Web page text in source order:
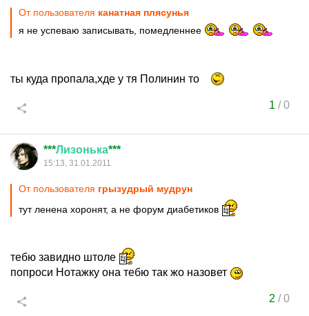
От пользователя канатная плясунья
я не успеваю записывать, помедленнее
ты куда пропала,хде у тя Полинин то
1 /0
***Лизонька***
15:13, 31.01.2011
От пользователя грызудрый мудрун
тут ленена хоронят, а не форум диабетиков
тебю завидно штоле
попроси Нотажку она тебю так жо назовет
2 /0